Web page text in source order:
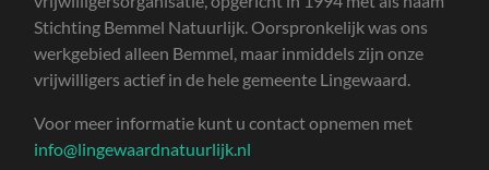
Stichting Bemmel Natuurlijk. Oorspronkelijk was ons
werkgebied alleen Bemmel, maar inmiddels zijn onze
vrijwilligers actief in de hele gemeente Lingewaard.
Voor meer informatie kunt u contact opnemen met
info@lingewaardnatuurlijk.nl